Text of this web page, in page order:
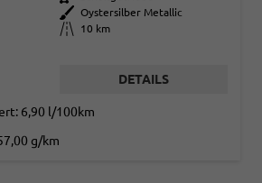
Außenfarbe
Oystersilber Metallic
Kilometerstand
10 km
DETAILS
6,90 l/100km
g/km